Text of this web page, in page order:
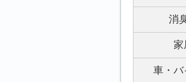
消
車・バ